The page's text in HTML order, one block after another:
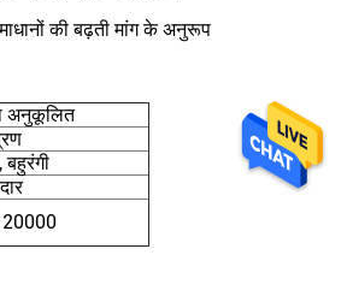
की बढ़ती मांग के अनुरूप
अनुकूलित
20000